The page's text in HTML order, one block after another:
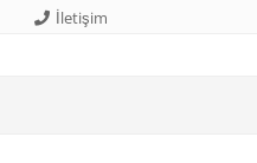
İletişim